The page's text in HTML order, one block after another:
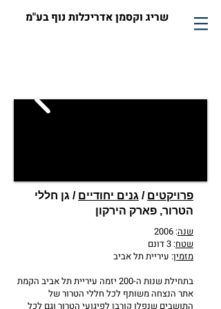
שריג וקסמן אדריכלות נוף בע"מ
פרויקטים / גנים יחודיים / גן חללי
הטרור, פארק הירקון
שנה: 2006
שטח: 3 דונם
מזמין: עיריית תל אביב
בתחילת שנות ה-200 יזמה עיריית תל אביב הקמת
אתר הנצחה משותף לכל חללי הטרור של
התושבים שנפלו קורבן לפיגועי הטרור וגם לכל